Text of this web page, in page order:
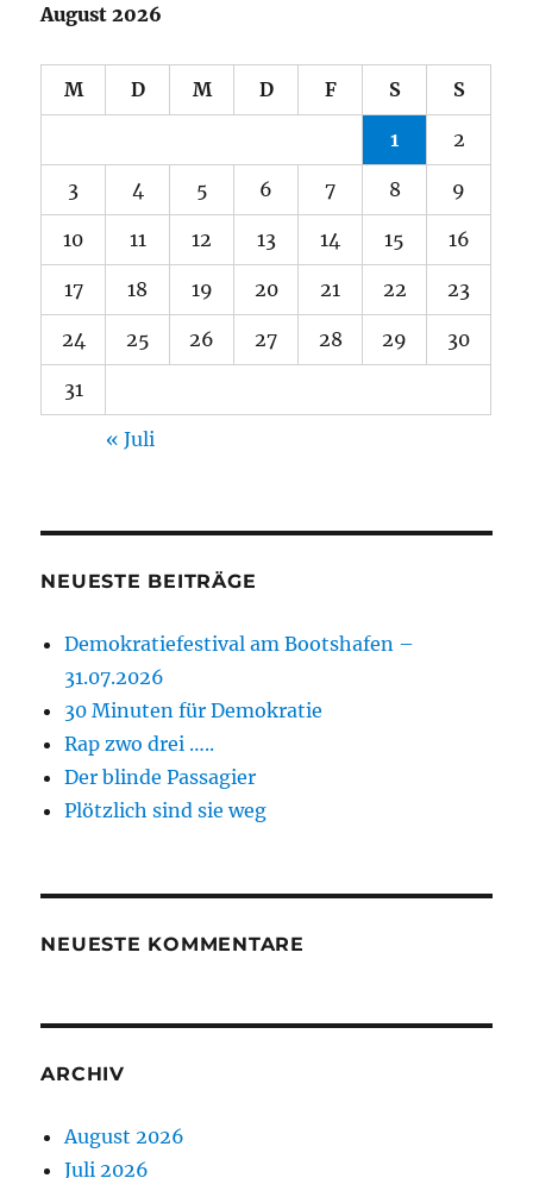
August 2026
M D M D F S S
1 2
3 4 5 6 7 8 9
10 11 12 13 14 15 16
17 18 19 20 21 22 23
24 25 26 27 28 29 30
31
« Juli
NEUESTE BEITRÄGE
Demokratiefestival am Bootshafen –
31.07.2026
30 Minuten für Demokratie
Rap zwo drei …..
Der blinde Passagier
Plötzlich sind sie weg
NEUESTE KOMMENTARE
ARCHIV
August 2026
Juli 2026